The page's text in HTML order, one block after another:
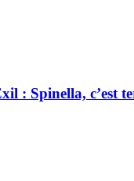
: Spinella, c’est